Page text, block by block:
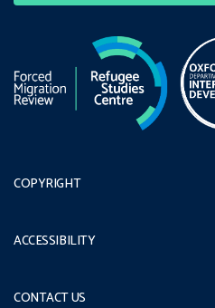
COPYRIGHT
ACCESSIBILITY
CONTACT US